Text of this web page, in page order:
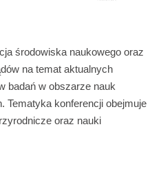
środowiska naukowego oraz
na temat aktualnych
badań w obszarze nauk
Tematyka konferencji obejmuje
oraz nauki